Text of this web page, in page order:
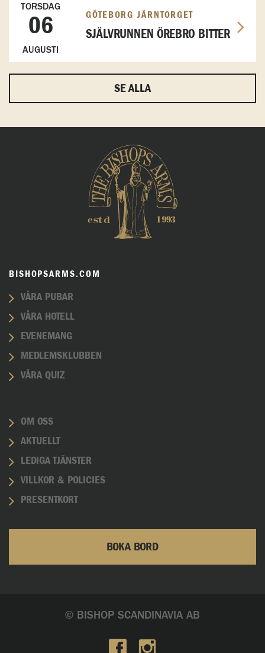
TORSDAG
06
AUGUSTI
GÖTEBORG JÄRNTORGET
SJÄLVRUNNEN ÖREBRO BITTER
SE ALLA
BISHOPSARMS.COM
VÅRA PUBAR
VÅRA HOTELL
EVENEMANG
MEDLEMSKLUBBEN
VÅRA QUIZ
OM OSS
AKTUELLT
LEDIGA TJÄNSTER
VILLKOR & POLICIES
PRESENTKORT
BOKA BORD
© BISHOP SCANDINAVIA AB